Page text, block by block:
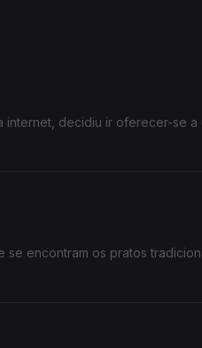
decidiu ir oferecer-se a
se encontram os pratos